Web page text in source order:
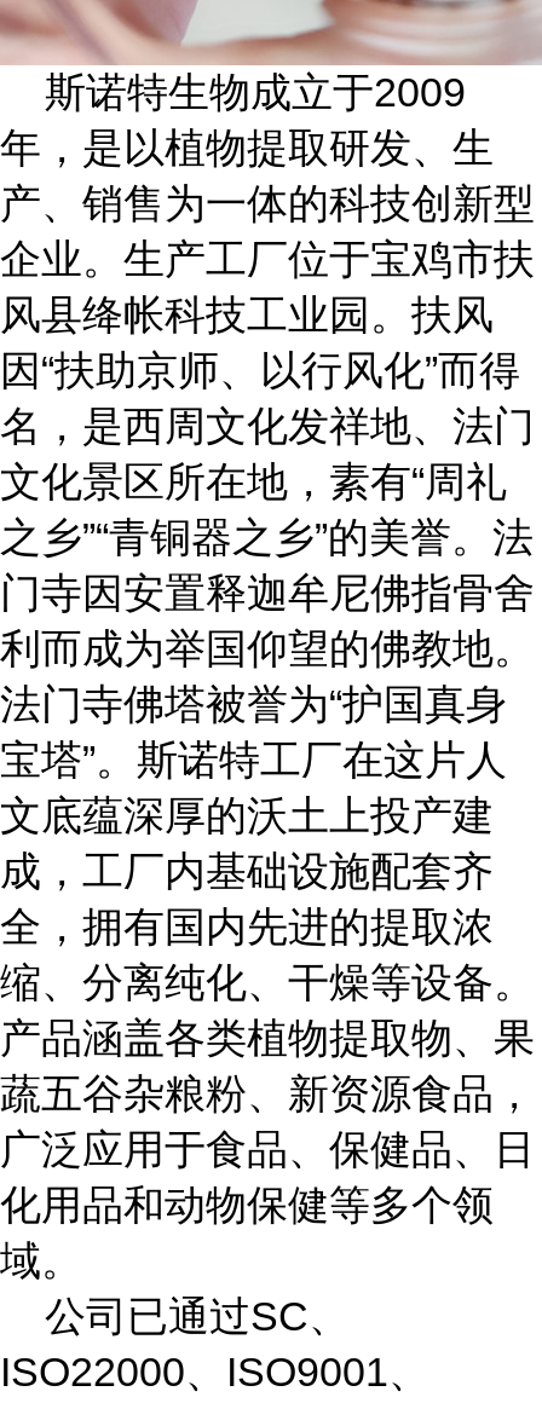
斯诺特生物成立于2009
年 ，是以植物提取研发、生
产、销售为一体的科技创新型
企业。生产工厂位于宝鸡市扶
风县绛帐科技工业园 。扶风
因“扶助京师、以行风化”而得
名，是西周文化发祥地、法门
文化景区所在地，素有“周礼
之乡”“青铜器之乡”的美誉。法
门寺因安置释迦牟尼佛指骨舍
利而成为举国仰望的佛教地。
法门寺佛塔被誉为“护国真身
宝塔”。斯诺特工厂在这片人
文底蕴深厚的沃土上投产建
成，工厂内基础设施配套齐
全，拥有国内先进的提取浓
缩、分离纯化、干燥等设备。
产品涵盖各类植物提取物、果
蔬五谷杂粮粉、新资源食品，
广泛应用于食品、保健品、日
化用品和动物保健等多个领
域。
公司已通过SC、
ISO22000、ISO9001、